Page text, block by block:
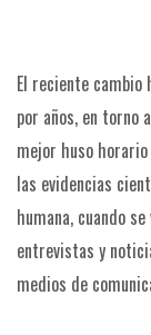
El reciente
por años, en torno
mejor huso
las evidencias
humana, cuando
entrevistas y
medios de